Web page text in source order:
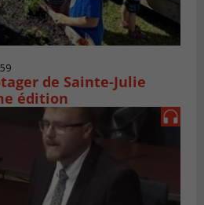
de Sainte-Julie
édition